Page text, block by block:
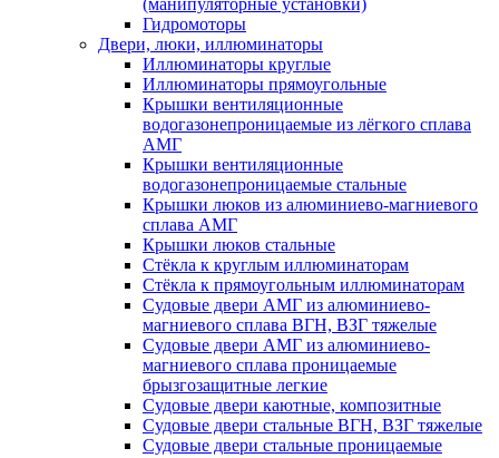
Гидромоторы
Двери, люки, иллюминаторы
Иллюминаторы круглые
Иллюминаторы прямоугольные
Крышки вентиляционные
водогазонепроницаемые из лёгкого сплава
АМГ
Крышки вентиляционные
водогазонепроницаемые стальные
Крышки люков из алюминиево-магниевого
сплава АМГ
Крышки люков стальные
Стёкла к круглым иллюминаторам
Стёкла к прямоугольным иллюминаторам
Судовые двери АМГ из алюминиево-
магниевого сплава ВГН, ВЗГ тяжелые
Судовые двери АМГ из алюминиево-
магниевого сплава проницаемые
брызгозащитные легкие
Судовые двери каютные, композитные
Судовые двери стальные ВГН, ВЗГ тяжелые
Судовые двери стальные проницаемые